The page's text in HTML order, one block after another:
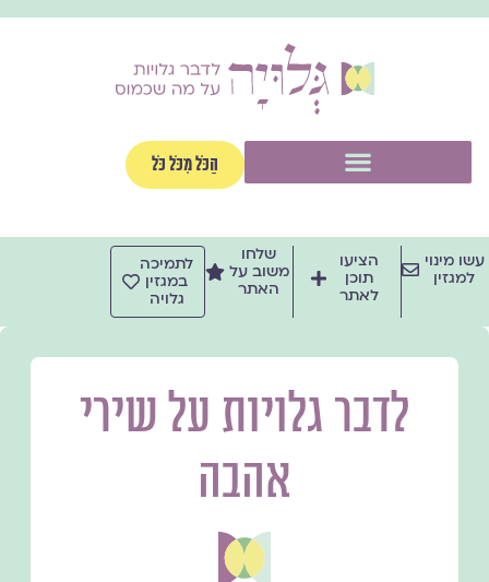
הַכֹּל מִכֹּל כֹּל
עשו מינוי
למגזין
הציעו
תוכן
לאתר
שלחו
משוב על
האתר
לתמיכה
במגזין
גלויה
לדבר גלויות על שירי
אהבה